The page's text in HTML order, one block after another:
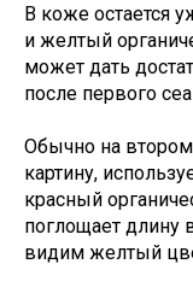
В коже остается
и желтый
может дать
после первого
Обычно на втором
картину,
красный
поглощает длину
видим желтый